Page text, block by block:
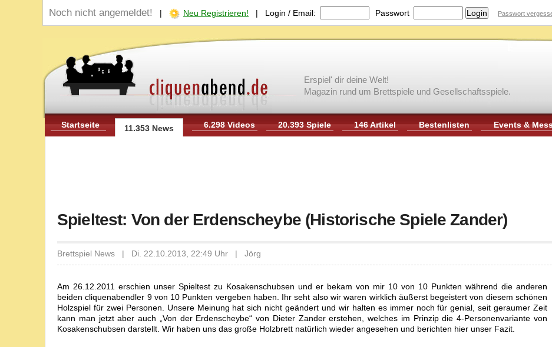
Noch nicht angemeldet! | Neu Registrieren! | Login / Email: Passwort Passwort
Erspiel' dir deine Welt!
Magazin rund um Brettspiele und Gesellschaftsspiele.
Startseite 11.353 News 6.298 Videos 20.393 Spiele 146 Artikel Bestenlisten Events &
Spieltest: Von der Erdenscheybe (Historische Spiele Zander)
Brettspiel News | Di. 22.10.2013, 22:49 Uhr | Jörg
Am 26.12.2011 erschien unser Spieltest zu Kosakenschubsen und er bekam von mir 10 von 10 Punkten während die anderen
beiden cliquenabendler 9 von 10 Punkten vergeben haben. Ihr seht also wir waren wirklich äußerst begeistert von diesem schönen
Holzspiel für zwei Personen. Unsere Meinung hat sich nicht geändert und wir halten es immer noch für genial, seit geraumer Zeit
kann man jetzt aber auch „Von der Erdenscheybe“ von Dieter Zander erstehen, welches im Prinzip die 4-Personenvariante von
Kosakenschubsen darstellt. Wir haben uns das große Holzbrett natürlich wieder angesehen und berichten hier unser Fazit.